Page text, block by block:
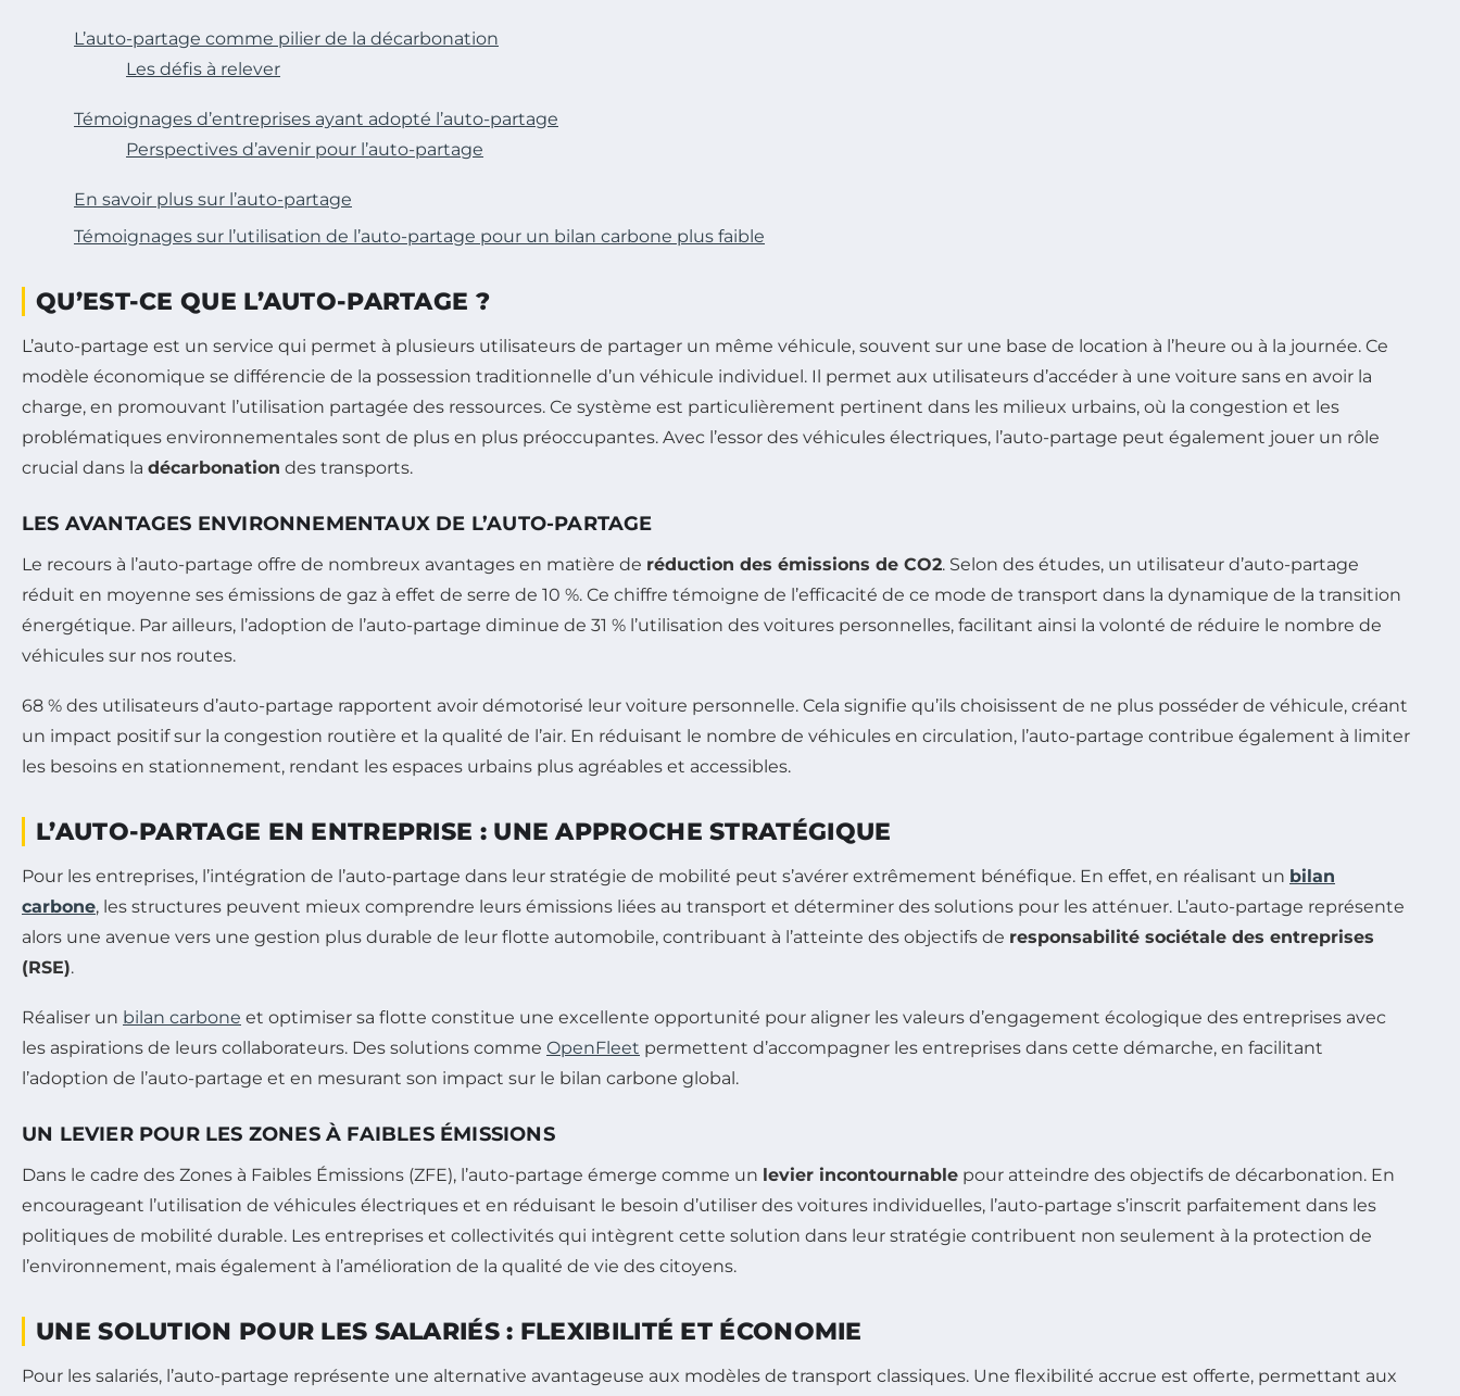
L’auto-partage comme pilier de la décarbonation
Les défis à relever
Témoignages d’entreprises ayant adopté l’auto-partage
Perspectives d’avenir pour l’auto-partage
En savoir plus sur l’auto-partage
Témoignages sur l’utilisation de l’auto-partage pour un bilan carbone plus faible
QU’EST-CE QUE L’AUTO-PARTAGE ?
L’auto-partage est un service qui permet à plusieurs utilisateurs de partager un même véhicule, souvent sur une base de location à l’heure ou à la journée. Ce
modèle économique se différencie de la possession traditionnelle d’un véhicule individuel. Il permet aux utilisateurs d’accéder à une voiture sans en avoir la
charge, en promouvant l’utilisation partagée des ressources. Ce système est particulièrement pertinent dans les milieux urbains, où la congestion et les
problématiques environnementales sont de plus en plus préoccupantes. Avec l’essor des véhicules électriques, l’auto-partage peut également jouer un rôle
crucial dans la décarbonation des transports.
LES AVANTAGES ENVIRONNEMENTAUX DE L’AUTO-PARTAGE
Le recours à l’auto-partage offre de nombreux avantages en matière de réduction des émissions de CO2. Selon des études, un utilisateur d’auto-partage
réduit en moyenne ses émissions de gaz à effet de serre de 10 %. Ce chiffre témoigne de l’efficacité de ce mode de transport dans la dynamique de la transition
énergétique. Par ailleurs, l’adoption de l’auto-partage diminue de 31 % l’utilisation des voitures personnelles, facilitant ainsi la volonté de réduire le nombre de
véhicules sur nos routes.
68 % des utilisateurs d’auto-partage rapportent avoir démotorisé leur voiture personnelle. Cela signifie qu’ils choisissent de ne plus posséder de véhicule, créant
un impact positif sur la congestion routière et la qualité de l’air. En réduisant le nombre de véhicules en circulation, l’auto-partage contribue également à limiter
les besoins en stationnement, rendant les espaces urbains plus agréables et accessibles.
L’AUTO-PARTAGE EN ENTREPRISE : UNE APPROCHE STRATÉGIQUE
Pour les entreprises, l’intégration de l’auto-partage dans leur stratégie de mobilité peut s’avérer extrêmement bénéfique. En effet, en réalisant un bilan
carbone, les structures peuvent mieux comprendre leurs émissions liées au transport et déterminer des solutions pour les atténuer. L’auto-partage représente
alors une avenue vers une gestion plus durable de leur flotte automobile, contribuant à l’atteinte des objectifs de responsabilité sociétale des entreprises
(RSE).
Réaliser un bilan carbone et optimiser sa flotte constitue une excellente opportunité pour aligner les valeurs d’engagement écologique des entreprises avec
les aspirations de leurs collaborateurs. Des solutions comme OpenFleet permettent d’accompagner les entreprises dans cette démarche, en facilitant
l’adoption de l’auto-partage et en mesurant son impact sur le bilan carbone global.
UN LEVIER POUR LES ZONES À FAIBLES ÉMISSIONS
Dans le cadre des Zones à Faibles Émissions (ZFE), l’auto-partage émerge comme un levier incontournable pour atteindre des objectifs de décarbonation. En
encourageant l’utilisation de véhicules électriques et en réduisant le besoin d’utiliser des voitures individuelles, l’auto-partage s’inscrit parfaitement dans les
politiques de mobilité durable. Les entreprises et collectivités qui intègrent cette solution dans leur stratégie contribuent non seulement à la protection de
l’environnement, mais également à l’amélioration de la qualité de vie des citoyens.
UNE SOLUTION POUR LES SALARIÉS : FLEXIBILITÉ ET ÉCONOMIE
Pour les salariés, l’auto-partage représente une alternative avantageuse aux modèles de transport classiques. Une flexibilité accrue est offerte, permettant aux